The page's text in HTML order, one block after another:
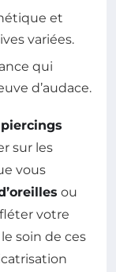
et
variées.
qui
d’audace.
piercings
sur les
vous
ou
votre
soin de ces